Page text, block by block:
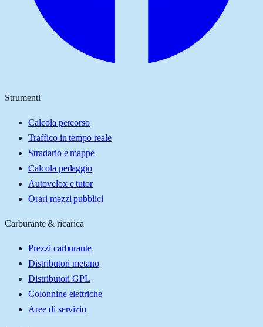
Strumenti
Calcola percorso
Traffico in tempo reale
Stradario e mappe
Calcola pedaggio
Autovelox e tutor
Orari mezzi pubblici
Carburante & ricarica
Prezzi carburante
Distributori metano
Distributori GPL
Colonnine elettriche
Aree di servizio